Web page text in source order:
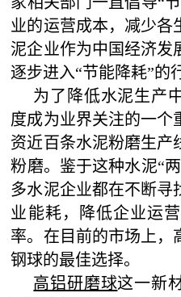
业的运营成本，减少各
泥企业作为中国经济发
逐步进入“节能降耗”的
为了降低水泥生产
度成为业界关注的一个
资近百条水泥粉磨生产
粉磨。鉴于这种水泥“
多水泥企业都在不断寻
业能耗，降低企业运
率。在目前的市场上，
钢球的最佳选择。
高铝研磨球这一新